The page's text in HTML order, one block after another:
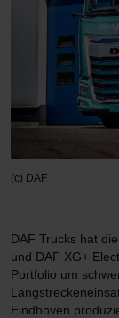
(c) DAF
DAF Trucks hat
und DAF XG+
Portfolio um
Eindhoven